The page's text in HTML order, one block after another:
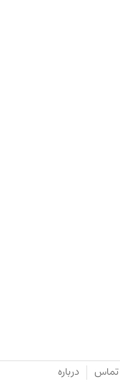
تماس درباره